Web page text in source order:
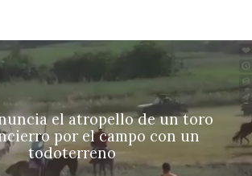
el atropello de un toro
por el campo con un
todoterreno